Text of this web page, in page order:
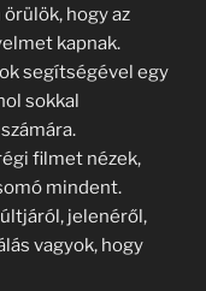
hogy az
kapnak.
segítségével egy
sokkal
filmet nézek,
mindent.
jelenéről,
vagyok, hogy